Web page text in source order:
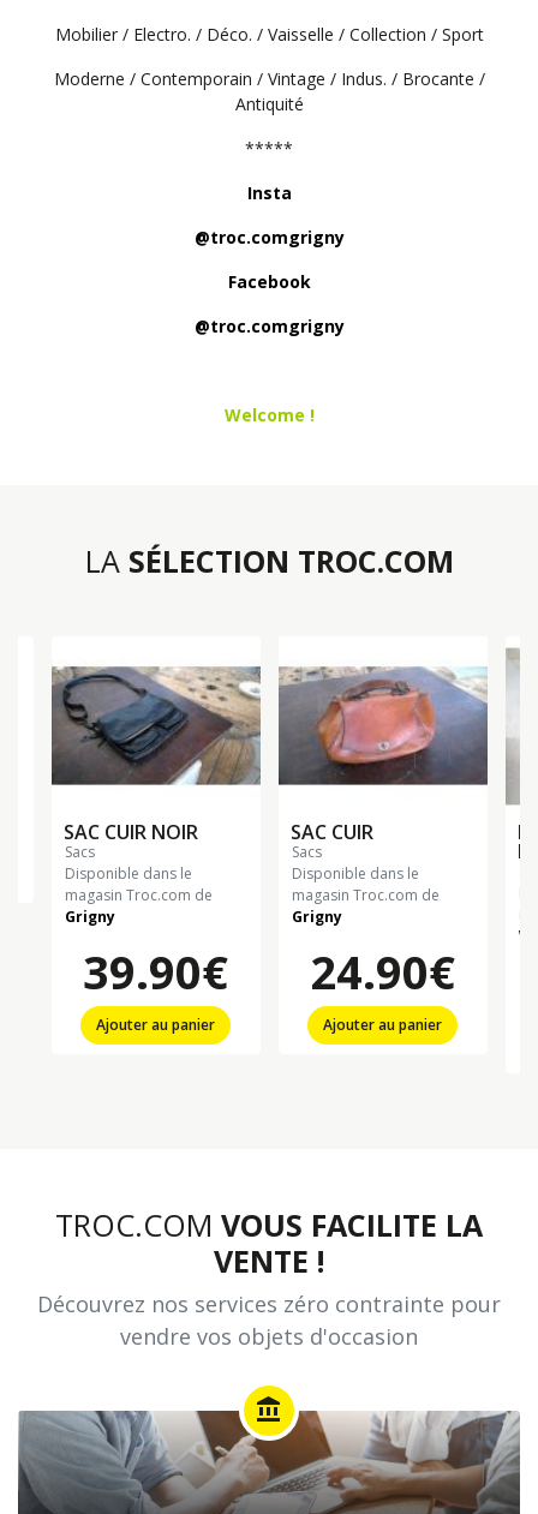
Mobilier / Electro. / Déco. / Vaisselle / Collection / Sport
Moderne / Contemporain / Vintage / Indus. / Brocante /
Antiquité
*****
Insta
@troc.comgrigny
Facebook
@troc.comgrigny
Welcome !
LA SÉLECTION TROC.COM
SAC CUIR NOIR
sacs
Disponible dans le
magasin Troc.com de
Grigny
39.90€
Ajouter au panier
SAC CUIR
sacs
Disponible dans le
magasin Troc.com de
Grigny
24.90€
Ajouter au panier
TROC.COM VOUS FACILITE LA
VENTE !
Découvrez nos services zéro contrainte pour
vendre vos objets d'occasion
account_balance